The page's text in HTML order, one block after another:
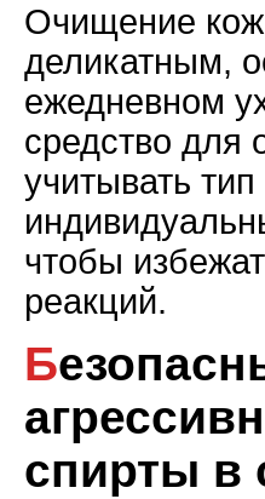
Очищение
деликатным,
ежедневном
средство для
учитывать
чтобы
реакций.
Безопасны ли
спирты в